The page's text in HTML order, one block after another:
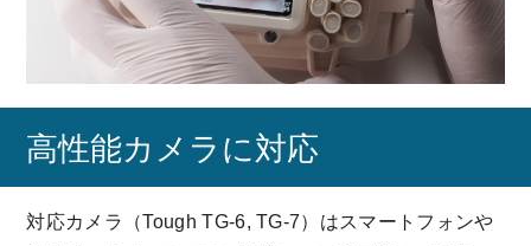
高性能カメラに対応
対応カメラ（Tough TG-6, TG-7）はスマートフォンや